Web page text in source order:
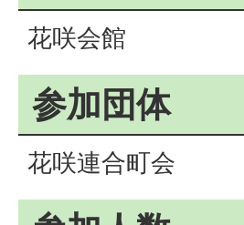
花咲会館
参加団体
花咲連合町会